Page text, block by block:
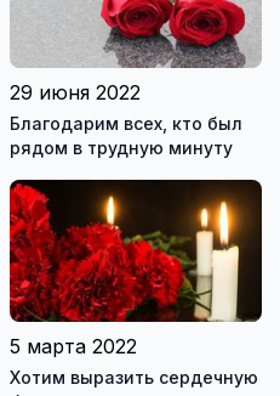
29 июня 2022
Благодарим всех, кто был
рядом в трудную минуту
5 марта 2022
Хотим выразить сердечную